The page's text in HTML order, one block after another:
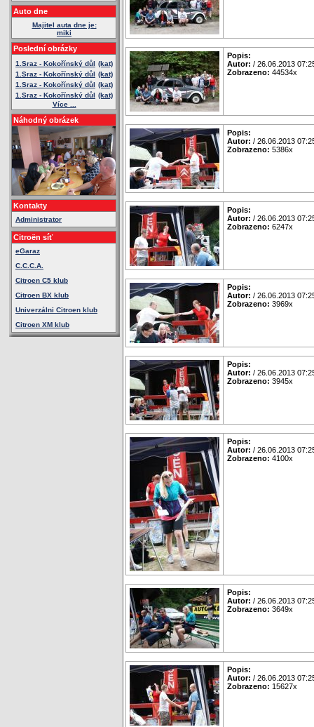
Auto dne
Majitel auta dne je:
miki
Poslední obrázky
1.Sraz - Kokořínský důl (kat)
1.Sraz - Kokořínský důl (kat)
1.Sraz - Kokořínský důl (kat)
1.Sraz - Kokořínský důl (kat)
Více ...
Náhodný obrázek
Kontakty
Administrator
Citroën síť
eGaraz
C.C.C.A.
Citroen C5 klub
Citroen BX klub
Univerzálni Citroen klub
Citroen XM klub
Popis:
Autor: / 26.06.2013
Zobrazeno: 44534x
Popis:
Autor: / 26.06.2013
Zobrazeno: 5386x
Popis:
Autor: / 26.06.2013
Zobrazeno: 6247x
Popis:
Autor: / 26.06.2013
Zobrazeno: 3969x
Popis:
Autor: / 26.06.2013
Zobrazeno: 3945x
Popis:
Autor: / 26.06.2013
Zobrazeno: 4100x
Popis:
Autor: / 26.06.2013
Zobrazeno: 3649x
Popis:
Autor: / 26.06.2013
Zobrazeno: 15627x